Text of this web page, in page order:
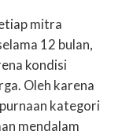
mitra
12 bulan,
kondisi
Oleh karena
kategori
mendalam